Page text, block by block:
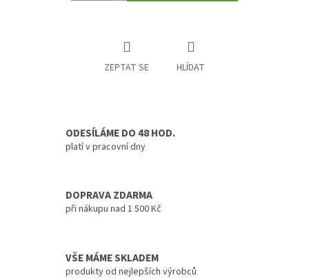
ZEPTAT SE HLÍDAT
ODESÍLÁME DO 48 HOD.
platí v pracovní dny
DOPRAVA ZDARMA
při nákupu nad 1 500 Kč
VŠE MÁME SKLADEM
produkty od nejlepších výrobců